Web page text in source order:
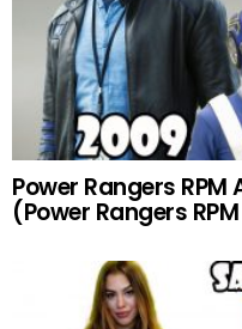
Power Rangers
(Power Rangers